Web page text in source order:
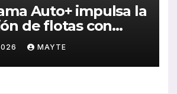
Auto+ impulsa la
de flotas con
vehículos eléctricos
MAYTE